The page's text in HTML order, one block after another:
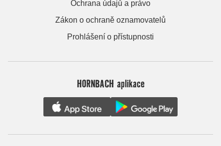
Ochrana údajů a právo
Zákon o ochraně oznamovatelů
Prohlášení o přístupnosti
HORNBACH aplikace